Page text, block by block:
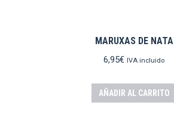
MARUXAS DE NATA
6,95€ IVA incluido
AÑADIR AL CARRITO